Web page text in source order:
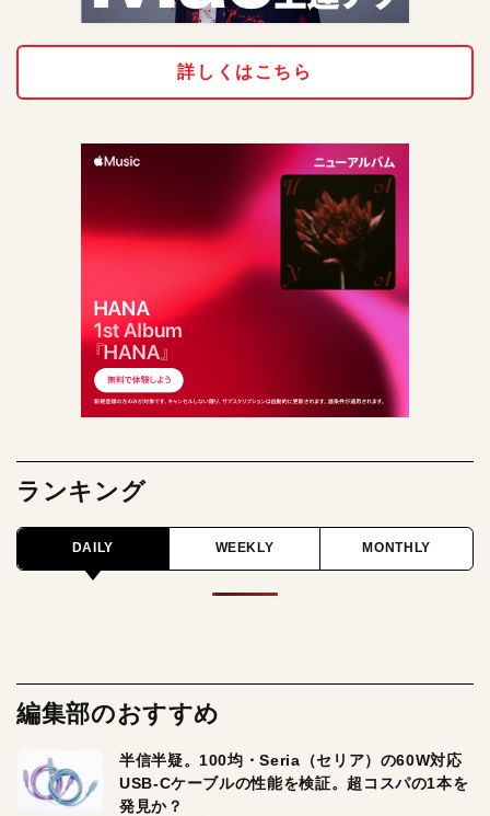
詳しくはこちら
ランキング
DAILY WEEKLY MONTHLY
編集部のおすすめ
半信半疑。100均・Seria（セリア）の60W対応
USB-Cケーブルの性能を検証。超コスパの1本を
発見か？